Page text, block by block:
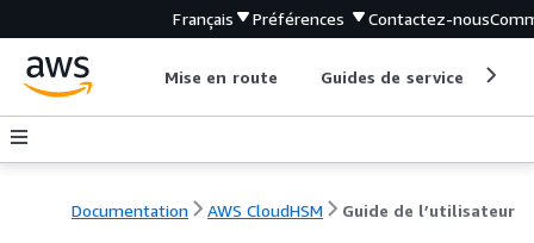
Français Préférences Contactez-nous
Mise en route Guides de service
Documentation AWS CloudHSM Guide de l’utilisateur